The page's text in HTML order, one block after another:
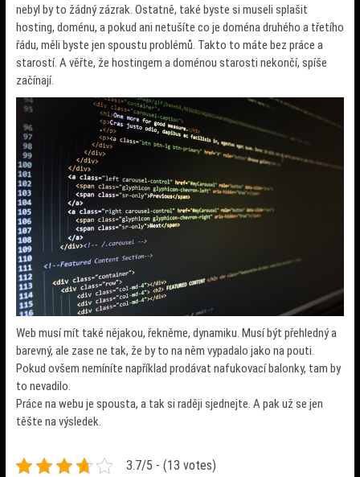
nebyl by to žádný zázrak. Ostatně, také byste si museli splašit
hosting, doménu, a pokud ani netušíte co je doména druhého a třetího
řádu, měli byste jen spoustu problémů. Takto to máte bez práce a
starostí. A věřte, že hostingem a doménou starosti nekončí, spíše
začínají.
Web musí mít také nějakou, řekněme, dynamiku. Musí být přehledný a
barevný, ale zase ne tak, že by to na něm vypadalo jako na pouti.
Pokud ovšem nemíníte například prodávat nafukovací balonky, tam by
to nevadilo.
Práce na webu je spousta, a tak si raději sjednejte. A pak už se jen
těšte na výsledek.
3.7/5 - (13 votes)